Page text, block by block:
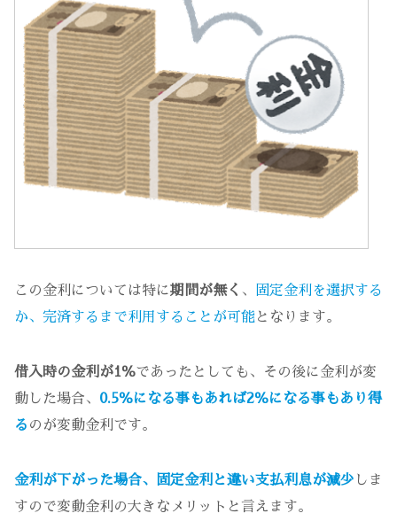
この金利については特に期間が無く 、
固定金利を選択する
か、完済するまで利用することが可能となります。
借入時の金利が1％であったとしても、その後に金利が変
動した場合、 0.5％になる事もあれば2％になる事もあり得
る のが変動金利です。
金利が下がった場合、固定金利と違い支払利息が減少 しま
すので変動金利の大きなメリットと言えます。